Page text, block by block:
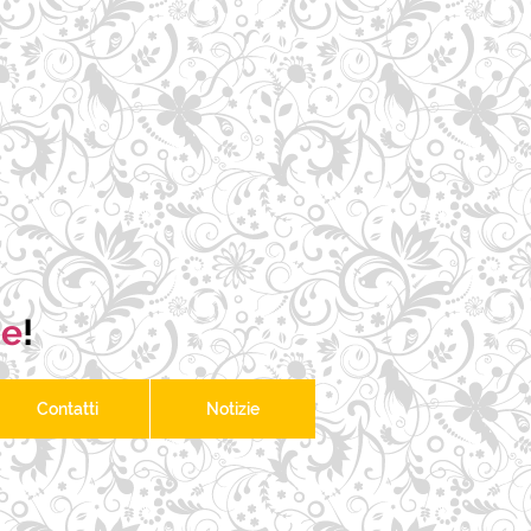
!
Contatti Notizie